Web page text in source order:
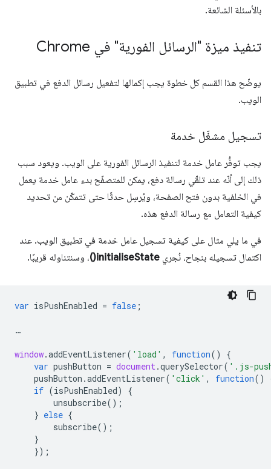
بالأسئلة الشائعة.
تنفيذ ميزة "الرسائل الفورية" في Chrome
يوضّح هذا القسم كل خطوة يجب إكمالها لتفعيل رسائل الدفع في تطبيق
الويب.
تسجيل مشغّل خدمة
يجب توفُّر عامل خدمة لتنفيذ الرسائل الفورية على الويب. ويعود سبب
ذلك إلى أنّه عند تلقّي رسالة دفع، يمكن للمتصفّح بدء عامل خدمة يعمل
في الخلفية بدون فتح الصفحة، ويُرسِل حدثًا حتى تتمكّن من تحديد
كيفية التعامل مع رسالة الدفع هذه.
في ما يلي مثال على كيفية تسجيل عامل خدمة في تطبيق الويب. عند
اكتمال تسجيله بنجاح، نُجري initialiseState() ، وسنتناوله قريبًا.
var isPushEnabled = false ;
…
window.addEventListener( 'load' , function()
{
var pushButton = document.querySelector( '.js-
pushButton .addEventListener( 'click' , function()
if (isPushEnabled)
{
unsubscribe();
} else {
subscribe();
}
});